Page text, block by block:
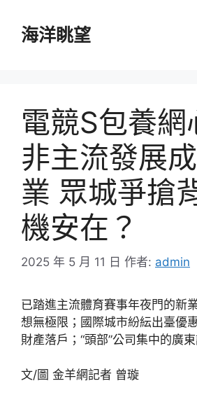
海洋眺望
電競S包養網
非主流發展
業 眾城爭搶
機安在？
2025 年 5 月 11 日 作者: admin
已踏進主流體育賽事年夜門的新
想無極限；國際城市紛紜出臺優
財產落戶；“頭部”公司集中的廣
文/圖 金羊網記者 曾璇